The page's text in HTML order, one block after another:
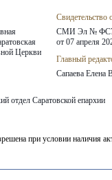
Церкви
Свидетельство
СМИ Эл №
от 07 апреля
Главный
Сапаева Елена
отдел Саратовской епархии
при условии наличия
в печатных изданиях